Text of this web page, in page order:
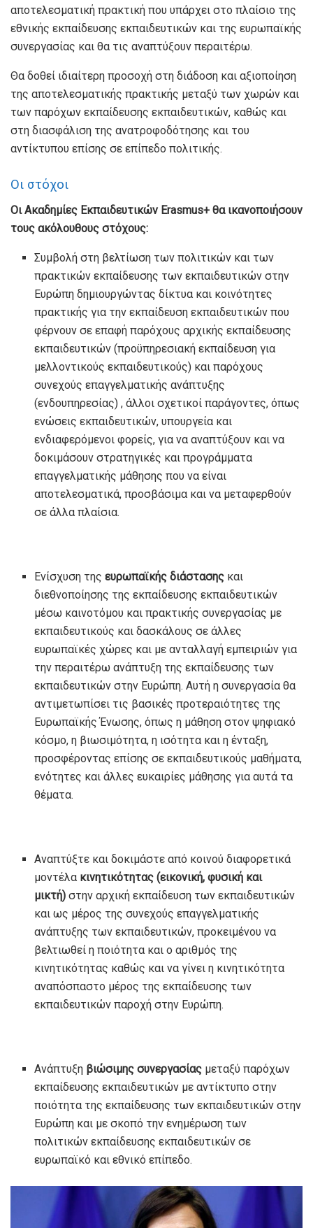
αποτελεσματική πρακτική που υπάρχει στο πλαίσιο της
εθνικής εκπαίδευσης εκπαιδευτικών και της ευρωπαϊκής
συνεργασίας και θα τις αναπτύξουν περαιτέρω.
Θα δοθεί ιδιαίτερη προσοχή στη διάδοση και αξιοποίηση
της αποτελεσματικής πρακτικής μεταξύ των χωρών και
των παρόχων εκπαίδευσης εκπαιδευτικών, καθώς και
στη διασφάλιση της ανατροφοδότησης και του
αντίκτυπου επίσης σε επίπεδο πολιτικής.
Οι στόχοι
Οι Ακαδημίες Εκπαιδευτικών Erasmus+ θα ικανοποιήσουν
τους ακόλουθους στόχους:
Συμβολή στη βελτίωση των πολιτικών και των
πρακτικών εκπαίδευσης των εκπαιδευτικών στην
Ευρώπη δημιουργώντας δίκτυα και κοινότητες
πρακτικής για την εκπαίδευση εκπαιδευτικών που
φέρνουν σε επαφή παρόχους αρχικής εκπαίδευσης
εκπαιδευτικών (προϋπηρεσιακή εκπαίδευση για
μελλοντικούς εκπαιδευτικούς) και παρόχους
συνεχούς επαγγελματικής ανάπτυξης
(ενδουπηρεσίας) , άλλοι σχετικοί παράγοντες, όπως
ενώσεις εκπαιδευτικών, υπουργεία και
ενδιαφερόμενοι φορείς, για να αναπτύξουν και να
δοκιμάσουν στρατηγικές και προγράμματα
επαγγελματικής μάθησης που να είναι
αποτελεσματικά, προσβάσιμα και να μεταφερθούν
σε άλλα πλαίσια.
Ενίσχυση τηςευρωπαϊκής διάστασης και
διεθνοποίησης της εκπαίδευσης εκπαιδευτικών
μέσω καινοτόμου και πρακτικής συνεργασίας με
εκπαιδευτικούς και δασκάλους σε άλλες
ευρωπαϊκές χώρες και με ανταλλαγή εμπειριών για
την περαιτέρω ανάπτυξη της εκπαίδευσης των
εκπαιδευτικών στην Ευρώπη. Αυτή η συνεργασία θα
αντιμετωπίσει τις βασικές προτεραιότητες της
Ευρωπαϊκής Ένωσης, όπως η μάθηση στον ψηφιακό
κόσμο, η βιωσιμότητα, η ισότητα και η ένταξη,
προσφέροντας επίσης σε εκπαιδευτικούς μαθήματα,
ενότητες και άλλες ευκαιρίες μάθησης για αυτά τα
θέματα.
Αναπτύξτε και δοκιμάστε από κοινού διαφορετικά
μοντέλα κινητικότητας (εικονική, φυσική και
μικτή) στην αρχική εκπαίδευση των εκπαιδευτικών
και ως μέρος της συνεχούς επαγγελματικής
ανάπτυξης των εκπαιδευτικών, προκειμένου να
βελτιωθεί η ποιότητα και ο αριθμός της
κινητικότητας καθώς και να γίνει η κινητικότητα
αναπόσπαστο μέρος της εκπαίδευσης των
εκπαιδευτικών παροχή στην Ευρώπη.
Ανάπτυξη βιώσιμης συνεργασίας μεταξύ παρόχων
εκπαίδευσης εκπαιδευτικών με αντίκτυπο στην
ποιότητα της εκπαίδευσης των εκπαιδευτικών στην
Ευρώπη και με σκοπό την ενημέρωση των
πολιτικών εκπαίδευσης εκπαιδευτικών σε
ευρωπαϊκό και εθνικό επίπεδο.